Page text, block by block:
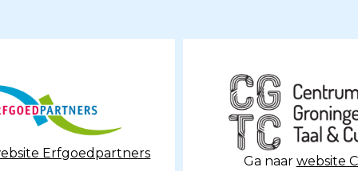
magazine op diverse toeristische locaties, Het blad is
Erfgoedpartners
Ga naar website